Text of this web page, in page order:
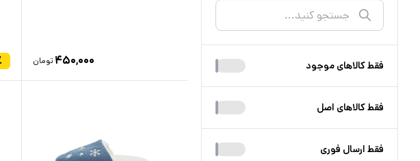
فقط کالا‌های موجود
فقط کالا‌های اصل
فقط ارسال فوری
۴۵۰,۰۰۰ تومان